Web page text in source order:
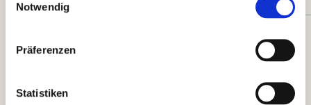
Notwendig
Präferenzen
Statistiken
Teilen Sie Ihre Erfahrungen mit anderen Kunden.